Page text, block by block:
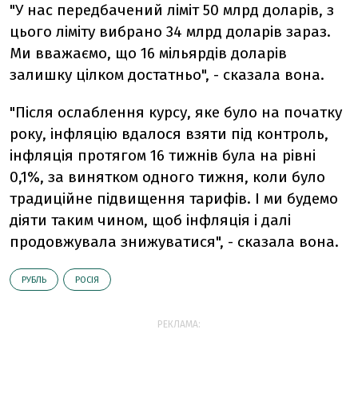
"У нас передбачений ліміт 50 млрд доларів, з
цього ліміту вибрано 34 млрд доларів зараз.
Ми вважаємо, що 16 мільярдів доларів
залишку цілком достатньо", - сказала вона.
"Після ослаблення курсу, яке було на початку
року, інфляцію вдалося взяти під контроль,
інфляція протягом 16 тижнів була на рівні
0,1%, за винятком одного тижня, коли було
традиційне підвищення тарифів. І ми будемо
діяти таким чином, щоб інфляція і далі
продовжувала знижуватися", - сказала вона.
РУБЛЬ РОСІЯ
РЕКЛАМА: